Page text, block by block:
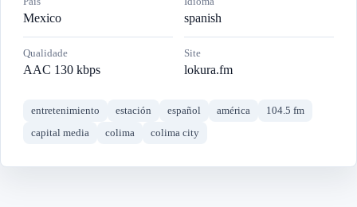
Mexico spanish
Qualidade
AAC 130 kbps
Site
lokura.fm
entretenimiento estación español américa
104.5 fm
capital media
colima colima city